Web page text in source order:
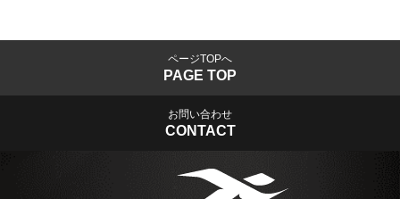
ページTOPへ
PAGE TOP
お問い合わせ
CONTACT